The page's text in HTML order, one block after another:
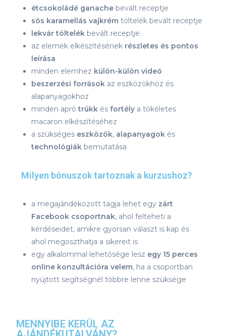
étcsokoládé ganache bevált receptje
sós karamellás vajkrém töltelék bevált receptje
lekvár töltelék bevált receptje
az elemek elkészítésének részletes és pontos
leírása
minden elemhez külön-külön videó
beszerzési források az eszközökhöz és
alapanyagokhoz
minden aprótrükk és fortély a tökéletes
macaron elkészítéséhez
a szükséges eszközök, alapanyagok és
technológiák bemutatása
Milyen bónuszok tartoznak a kurzushoz?
a megajándékozott tagja lehet egy zárt
Facebook csoportnak, ahol felteheti a
kérdéseidet, amikre gyorsan választ is kap és
ahol megoszthatja a sikereit is
egy alkalommal lehetősége lesz egy 15 perces
online konzultációra velem, ha a csoportban
nyújtott segítségnél többre lenne szüksége
MENNYIBE KERÜL AZ